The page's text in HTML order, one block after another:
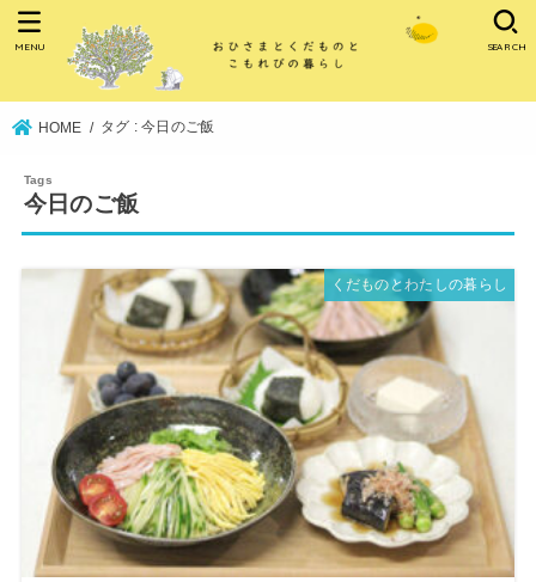
SEARCH
MENU
HOME タグ : 今日のご飯
今日のご飯
くだものとわたしの暮らし